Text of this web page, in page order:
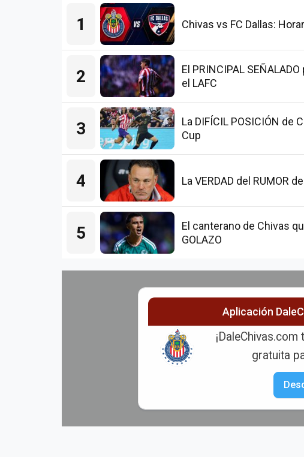
1 Chivas vs FC Dallas:
2
El PRINCIPAL
el LAFC
3
La DIFÍCIL POSICIÓN de
Cup
4 La VERDAD del RUMOR
5
El canterano de Chivas
GOLAZO
Aplicación
gratuita